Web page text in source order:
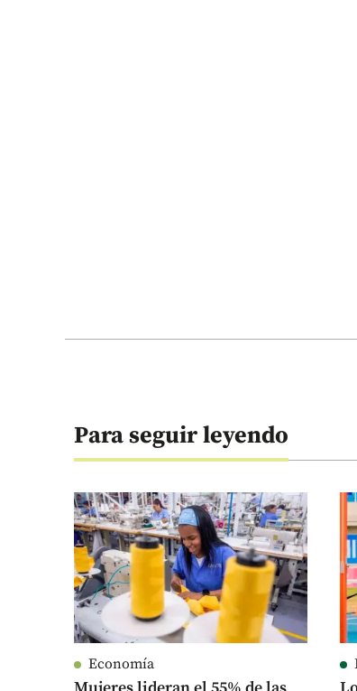
Para seguir leyendo
Economía